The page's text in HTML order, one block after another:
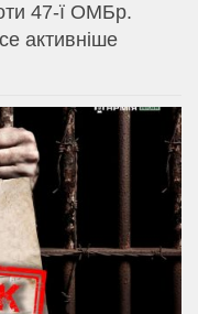
47-ї ОМБр.
активніше